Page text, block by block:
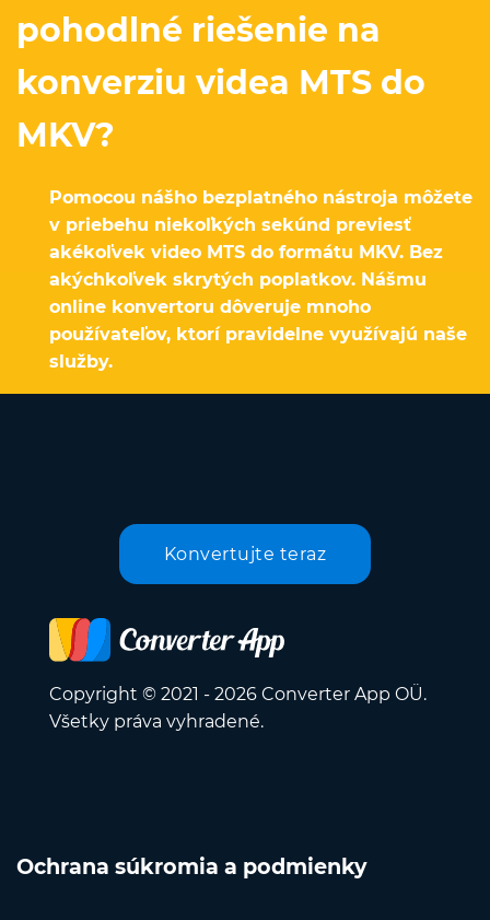
pohodlné riešenie na
konverziu videa MTS do
MKV?
Pomocou nášho bezplatného nástroja môžete
v priebehu niekoľkých sekúnd previesť
akékoľvek video MTS do formátu MKV. Bez
akýchkoľvek skrytých poplatkov. Nášmu
online konvertoru dôveruje mnoho
používateľov, ktorí pravidelne využívajú naše
služby.
Konvertujte teraz
Copyright © 2021 - 2026 Converter App OÜ.
Všetky práva vyhradené.
Ochrana súkromia a podmienky